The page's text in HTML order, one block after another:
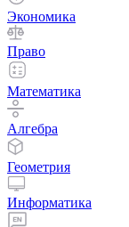
Экономика
Право
Математика
Алгебра
Геометрия
Информатика